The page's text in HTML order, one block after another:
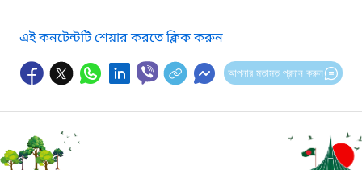
এই কনটেন্টটি শেয়ার করতে ক্লিক করুন
আপনার মতামত প্রদান করুন